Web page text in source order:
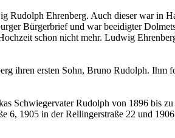
Rudolph Ehrenberg. Auch dieser war in
Bürgerbrief und war beeidigter
schon nicht mehr. Ludwig
ihren ersten Sohn, Bruno Rudolph.
Schwiegervater Rudolph von 1896 bis
6, 1905 in der Rellingerstraße 22 und